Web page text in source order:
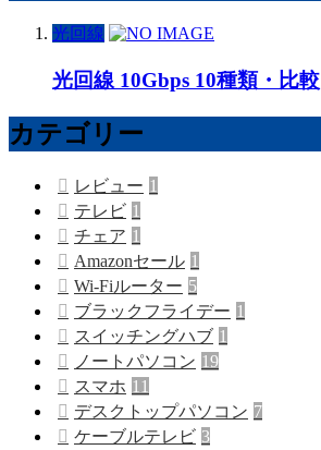
光回線
光回線 10Gbps 10種類・比較
カテゴリー
レビュー 1
テレビ 1
チェア 1
Amazonセール 1
Wi-Fiルーター 5
ブラックフライデー 1
スイッチングハブ 1
ノートパソコン 19
スマホ 11
デスクトップパソコン 7
ケーブルテレビ 3